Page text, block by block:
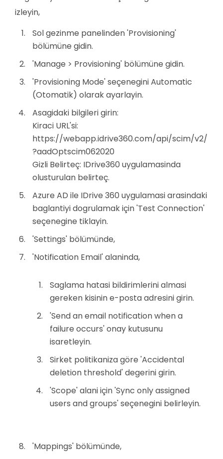
izleyin,
Sol gezinme panelinden 'Provisioning'
bölümüne gidin.
'Manage > Provisioning' bölümüne gidin.
'Provisioning Mode' seçenegini Automatic
(Otomatik) olarak ayarlayin.
Asagidaki bilgileri girin:
Kiraci URL'si:
https://webapp.idrive360.com/api/scim/v2/
?aadOptscim062020
Gizli Belirteç: IDrive360 uygulamasinda
olusturulan belirteç.
Azure AD ile IDrive 360 uygulamasi arasindaki
baglantiyi dogrulamak için 'Test Connection'
seçenegine tiklayin.
'Settings' bölümünde,
'Notification Email' alaninda,
Saglama hatasi bildirimlerini almasi
gereken kisinin e-posta adresini girin.
'Send an email notification when a
failure occurs' onay kutusunu
isaretleyin.
Sirket politikaniza göre 'Accidental
deletion threshold' degerini girin.
'Scope' alani için 'Sync only assigned
users and groups' seçenegini belirleyin.
'Mappings' bölümünde,